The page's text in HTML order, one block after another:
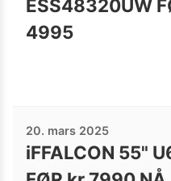
ESS48320UW
4995
20. mars 2025
iFFALCON 55"